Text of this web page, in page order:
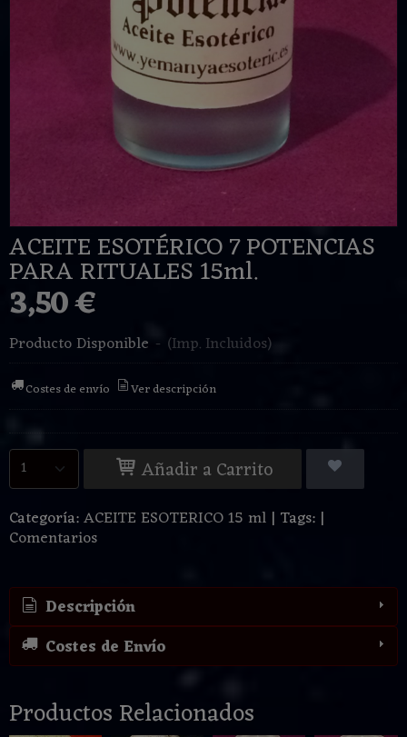
ACEITE ESOTÉRICO 7 POTENCIAS
PARA RITUALES 15ml.
3,50 €
Producto Disponible - (Imp. Incluidos)
Costes de envío Ver descripción
Añadir a Carrito
Categoría:ACEITE ESOTERICO 15 ml | Tags: |
Comentarios
Descripción
Costes de Envío
Productos Relacionados